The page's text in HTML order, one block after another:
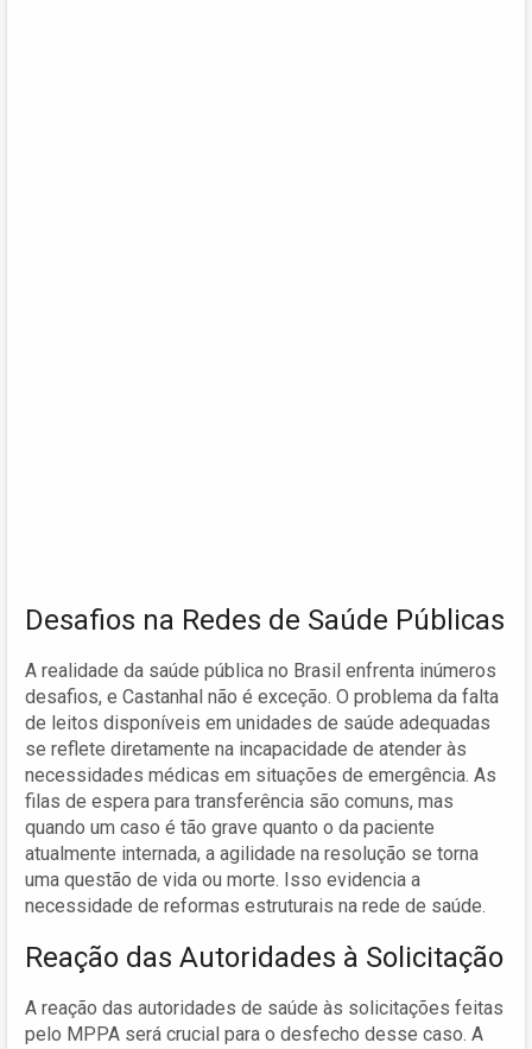
Desafios na Redes de Saúde Públicas
A realidade da saúde pública no Brasil enfrenta inúmeros
desafios, e Castanhal não é exceção. O problema da falta
de leitos disponíveis em unidades de saúde adequadas
se reflete diretamente na incapacidade de atender às
necessidades médicas em situações de emergência. As
filas de espera para transferência são comuns, mas
quando um caso é tão grave quanto o da paciente
atualmente internada, a agilidade na resolução se torna
uma questão de vida ou morte. Isso evidencia a
necessidade de reformas estruturais na rede de saúde.
Reação das Autoridades à Solicitação
A reação das autoridades de saúde às solicitações feitas
pelo MPPA será crucial para o desfecho desse caso. A